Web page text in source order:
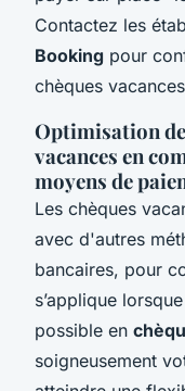
Contactez les
Booking pour
chèques
Optimisation
vacances en
moyens de
Les chèques
avec d'autres
bancaires, pour
s’applique
possible en
soigneusement